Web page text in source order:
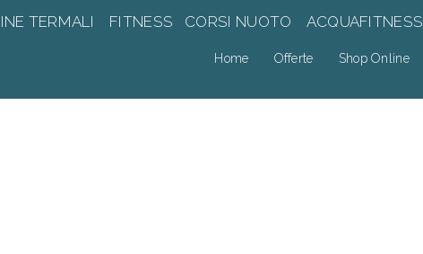
Home Offerte Shop Online
TERMALI FITNESS CORSI NUOTO ACQUAFITNESS